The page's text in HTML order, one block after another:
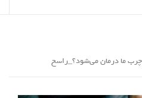
ما درمان می‌شود؟_راسخ